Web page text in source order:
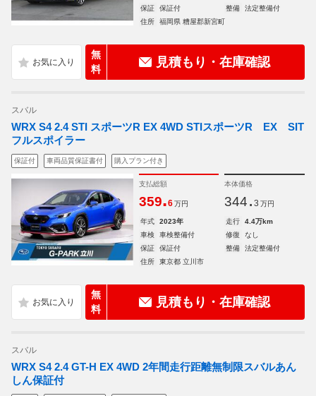
保証
保証付 整備
法定整備付
住所
福岡県 糟屋郡新宮町
無
料
見積もり・在庫確認
スバル
WRX S4 2.4 STI スポーツR EX 4WD STIスポーツR EX SIT
フルスポイラー
保証付 車両品質保証書付 購入プラン付き
支払総額
359.6 万円
本体価格
344. 3 万円
年式 2023年 走行
4.4万km
車検
車検整備付 修復
なし
保証
保証付 整備
法定整備付
住所
東京都 立川市
無
料
見積もり・在庫確認
スバル
WRX S4 2.4 GT-H EX 4WD 2年間走行距離無制限スバルあん
しん保証付